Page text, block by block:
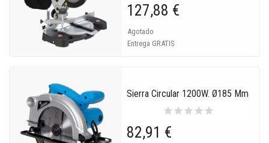
127,88 €
Agotado
Entrega GRATIS
Sierra Circular 1200W. Ø185 Mm
starstarstarstarstar
82,91 €